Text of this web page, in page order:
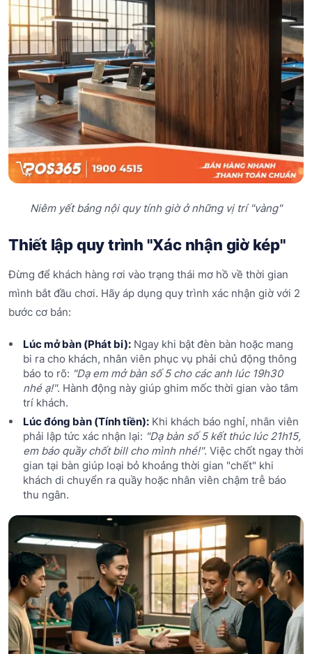
Niêm yết bảng nội quy tính giờ ở những vị trí "vàng"
Thiết lập quy trình "Xác nhận giờ kép"
Đừng để khách hàng rơi vào trạng thái mơ hồ về thời gian
mình bắt đầu chơi. Hãy áp dụng quy trình xác nhận giờ với 2
bước cơ bản:
Lúc mở bàn (Phát bi):Ngay khi bật đèn bàn hoặc mang
bi ra cho khách, nhân viên phục vụ phải chủ động thông
báo to rõ: "Dạ em mở bàn số 5 cho các anh lúc 19h30
nhé ạ!". Hành động này giúp ghim mốc thời gian vào tâm
trí khách.
Lúc đóng bàn (Tính tiền):Khi khách báo nghỉ, nhân viên
phải lập tức xác nhận lại: "Dạ bàn số 5 kết thúc lúc 21h15,
em báo quầy chốt bill cho mình nhé!". Việc chốt ngay thời
gian tại bàn giúp loại bỏ khoảng thời gian "chết" khi
khách di chuyển ra quầy hoặc nhân viên chậm trễ báo
thu ngân.